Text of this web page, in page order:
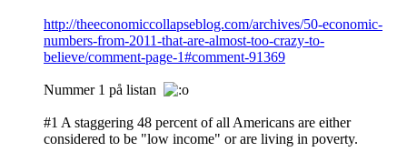
http://theeconomiccollapseblog.com/archives/50-economic-
numbers-from-2011-that-are-almost-too-crazy-to-
believe/comment-page-1#comment-91369
Nummer 1 på listan
#1 A staggering 48 percent of all Americans are either
considered to be "low income" or are living in poverty.